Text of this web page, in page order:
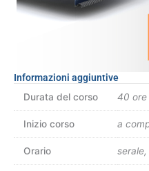
Informazioni aggiuntive
Durata del corso
40 ore
Inizio corso a
Orario serale,